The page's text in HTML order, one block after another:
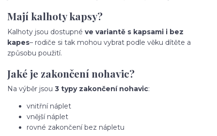
Mají kalhoty kapsy?
Kalhoty jsou dostupné ve variantě s kapsami i bez
kapes– rodiče si tak mohou vybrat podle věku dítěte a
způsobu použití.
Jaké je zakončení nohavic?
Na výběr jsou 3 typy zakončení nohavic:
vnitřní náplet
vnější náplet
rovné zakončení bez nápletu